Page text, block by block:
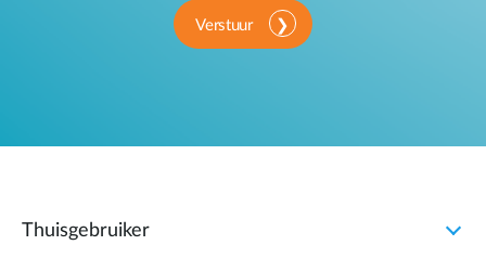
Verstuur
Thuisgebruiker